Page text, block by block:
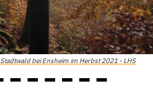
Stadtwald bei Ensheim im Herbst 2021 - LHS